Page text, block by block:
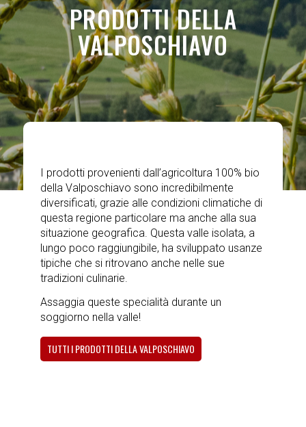
PRODOTTI DELLA
VALPOSCHIAVO
I prodotti provenienti dall’agricoltura 100% bio
della Valposchiavo sono incredibilmente
diversificati, grazie alle condizioni climatiche di
questa regione particolare ma anche alla sua
situazione geografica. Questa valle isolata, a
lungo poco raggiungibile, ha sviluppato usanze
tipiche che si ritrovano anche nelle sue
tradizioni culinarie.
Assaggia queste specialità durante un
soggiorno nella valle!
TUTTI I PRODOTTI DELLA VALPOSCHIAVO